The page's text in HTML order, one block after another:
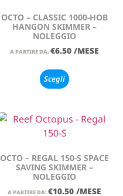
OCTO – CLASSIC 1000-HOB
HANGON SKIMMER –
NOLEGGIO
A PARTIRE DA: €6.50 /MESE
Scegli
OCTO – REGAL 150-S SPACE
SAVING SKIMMER –
NOLEGGIO
A PARTIRE DA: €10.50 /MESE